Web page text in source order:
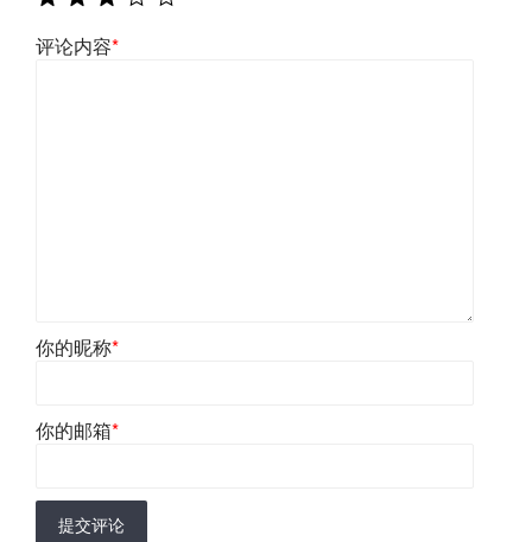
评论内容*
你的昵称*
你的邮箱*
提交评论